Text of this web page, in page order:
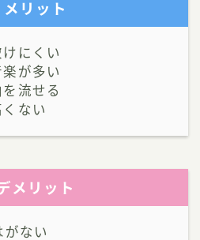
メリット
にくい
が多い
流せる
ない
メリット
がない